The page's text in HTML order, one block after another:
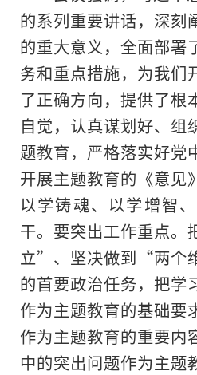
的系列重要讲话，深刻
的重大意义，全面部署
务和重点措施，为我们
了正确方向，提供了根
自觉，认真谋划好、组
题教育，严格落实好党
开展主题教育的《意见
以学铸魂、以学增智
干。要突出工作重点
立”、坚决做到“两个
的首要政治任务，把学
作为主题教育的基础要
作为主题教育的重要内
中的突出问题作为主题